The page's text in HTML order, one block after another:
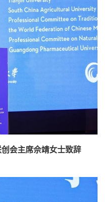
会主席佘靖女士致辞